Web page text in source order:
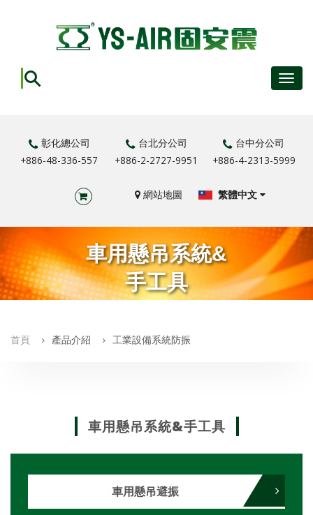
彰化總公司
+886-48-336-557
台北分公司
+886-2-2727-9951
台中分公司
+886-4-2313-5999
網站地圖 繁體中文
車用懸吊系統&
手工具
首頁 產品介紹 工業設備系統防振
車用懸吊系統&手工具
車用懸吊避振